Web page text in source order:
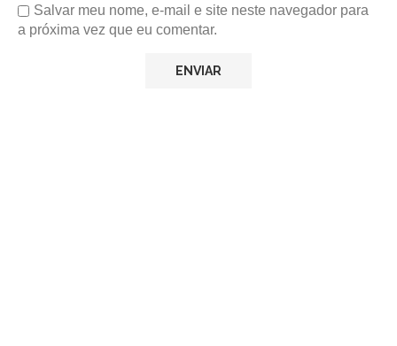
Salvar meu nome, e-mail e site neste navegador para
a próxima vez que eu comentar.